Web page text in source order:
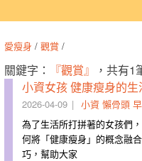
愛瘦身 / 觀賞 /
關鍵字： 『觀賞』
，共有1
小資女孩 健康瘦身的
2026-04-09 小資 懶骨頭
為了生活所打拼著的女孩們
何將「健康瘦身」的概念融
巧，幫助大家